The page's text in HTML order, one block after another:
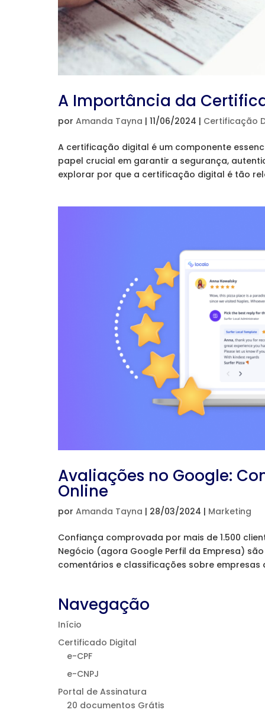
A Importância da
por Amanda Tayna | 11/06/2024 | Certificação
A certificação digital é um componente
papel crucial em garantir a segurança,
explorar por que a certificação digital é tão
Avaliações no Google:
Online
por Amanda Tayna | 28/03/2024 | Marketing
Confiança comprovada por mais de 1.500
Negócio (agora Google Perfil da Empresa)
comentários e classificações sobre empresas
Navegação
Início
Certificado Digital
e-CPF
e-CNPJ
Portal de Assinatura
20 documentos Grátis